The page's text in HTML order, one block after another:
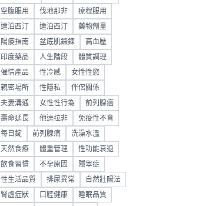
空腹服用 伐地那非 療程服用
達泊西汀 達泊西汀 藥物劑量
陽痿指南 盆底肌鍛鍊 高血壓
印度藥品 人生階段 體質調理
催情產品 性冷感 女性性慾
親密場所 性隱私 伴侶關係
夫妻溝通 女性性行為 前列腺癌
壽命延長 他達拉非 免疫性不育
每日錠 前列腺痛 洗澡水溫
天然食療 體重管理 性功能衰退
飲食習慣 不孕原因 隱睾症
性生活品質 排尿異常 自然壯陽法
腎虛症狀 口腔健康 睡眠品質